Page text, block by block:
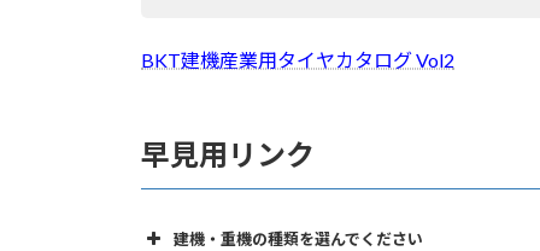
BKT建機産業用タイヤカタログ Vol2
早見用リンク
建機・重機の種類を選んでください